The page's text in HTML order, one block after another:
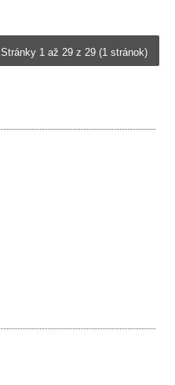
Stránky 1 až 29 z 29 (1 stránok)